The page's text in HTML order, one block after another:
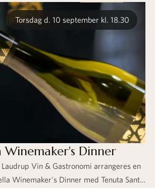
Torsdag d. 10 september kl. 18.30
Winemaker's Dinner
Vin & Gastronomi arrangeres en
Winemaker's Dinner med Tenuta Santa